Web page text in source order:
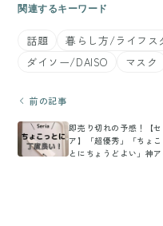
関連するキーワード
話題 暮らし方/ライフス
ダイソー/DAISO
マスク
前の記事
即売り切れの予感！【セ
ア】「超優秀」「ちょこ
とにちょうどよい」神ア